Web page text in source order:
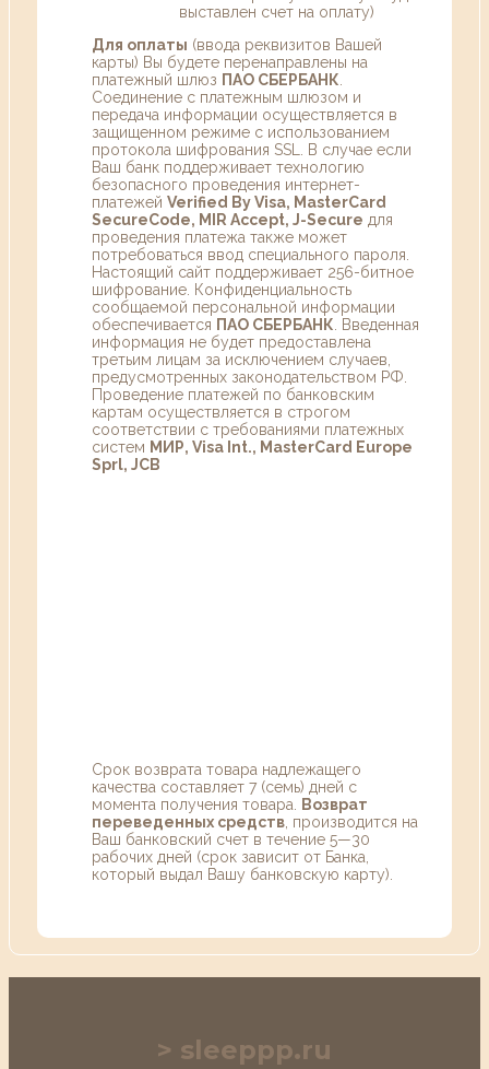
выставлен счет на оплату)
Для оплаты (ввода реквизитов Вашей
карты) Вы будете перенаправлены на
платежный шлюз ПАО СБЕРБАНК
Соединение с платежным шлюзом и
передача информации осуществляется в
защищенном режиме с использованием
протокола шифрования SSL. В случае если
Ваш банк поддерживает технологию
безопасного проведения интернет-
платежей Verified By Visa, MasterCard
SecureCode, MIR Accept, J-Secure для
проведения платежа также может
потребоваться ввод специального пароля.
Настоящий сайт поддерживает 256-битное
шифрование. Конфиденциальность
сообщаемой персональной информации
обеспечивается ПАО СБЕРБАНК . Введенная
информация не будет предоставлена
третьим лицам за исключением случаев,
предусмотренных законодательством РФ.
Проведение платежей по банковским
картам осуществляется в строгом
соответствии с требованиями платежных
систем МИР, Visa Int., MasterCard Europe
Sprl, JCB
Срок возврата товара надлежащего
качества составляет 7 (семь) дней с
момента получения товара.
Возврат
переведенных средств , производится на
Ваш банковский счет в течение 5—30
рабочих дней (срок зависит от Банка,
который выдал Вашу банковскую карту).
sleeppp.ru